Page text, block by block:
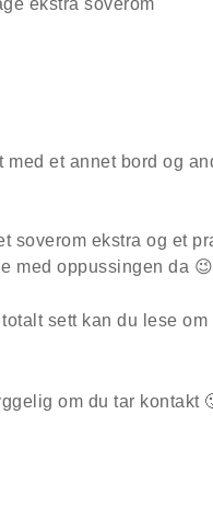
et annet bord og
soverom ekstra og et
med oppussingen da 😉
sett kan du lese om
om du tar kontakt